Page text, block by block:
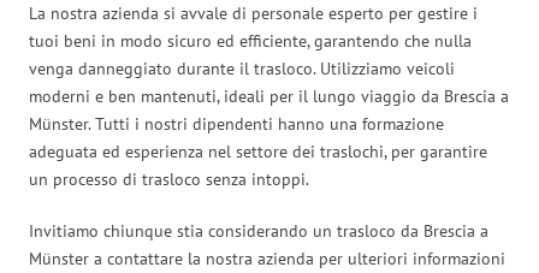
La nostra azienda si avvale di personale esperto per gestire i
tuoi beni in modo sicuro ed efficiente, garantendo che nulla
venga danneggiato durante il trasloco. Utilizziamo veicoli
moderni e ben mantenuti, ideali per il lungo viaggio da Brescia a
Münster. Tutti i nostri dipendenti hanno una formazione
adeguata ed esperienza nel settore dei traslochi, per garantire
un processo di trasloco senza intoppi.
Invitiamo chiunque stia considerando un trasloco da Brescia a
Münster a contattare la nostra azienda per ulteriori informazioni